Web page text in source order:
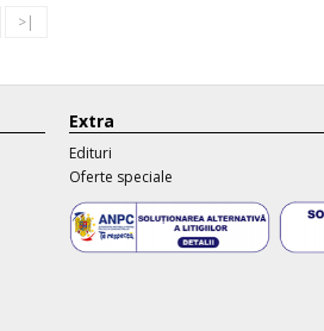
>|
Extra
Edituri
Oferte speciale